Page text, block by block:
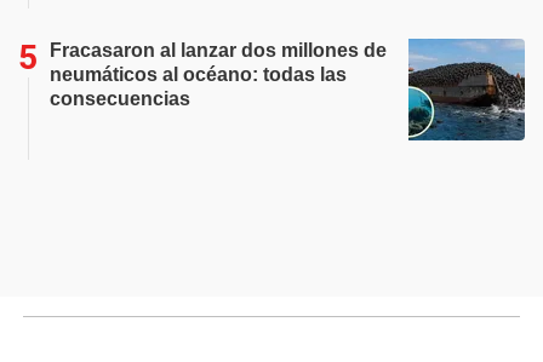
Fracasaron al lanzar dos millones de
neumáticos al océano: todas las
consecuencias